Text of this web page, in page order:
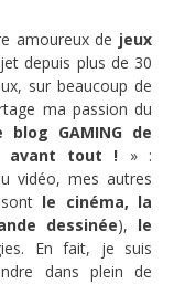
amoureux de jeux
depuis plus de 30
sur beaucoup de
ma passion du
blog GAMING de
avant tout ! » :
vidéo, mes autres
le cinéma, la
dessinée), le
En fait, je suis
dans plein de